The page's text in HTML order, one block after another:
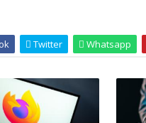
Twitter Whatsapp